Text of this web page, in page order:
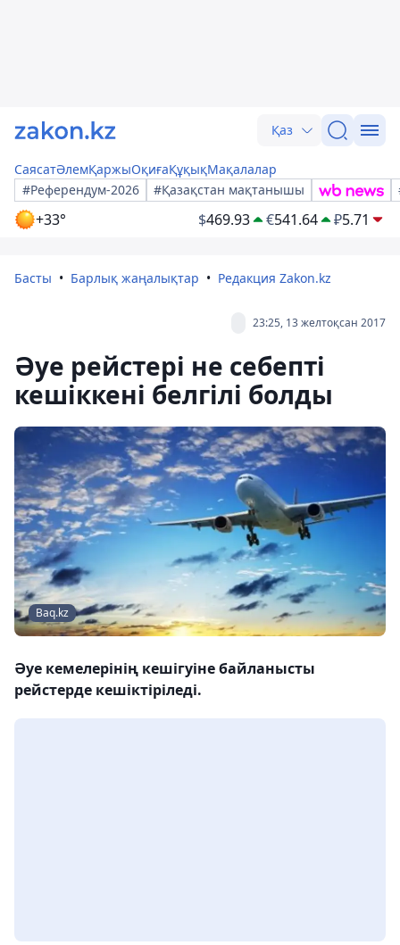
Қаз
СаясатӘлемҚаржыОқиғаҚұқықМақалалар
#Референдум-2026
#Қазақстан мақтанышы
+33° $469.93 €541.64 ₽5.71
Басты Барлық жаңалықтар Редакция Zakon.kz
23:25, 13 желтоқсан 2017
Әуе рейстері не себепті
кешіккені белгілі болды
Baq.kz
Әуе кемелерінің кешігуіне байланысты
рейстерде кешіктіріледі.